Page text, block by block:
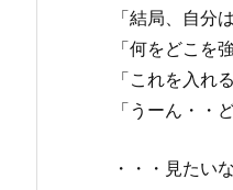
「結局、自分
「何をどこを
「これを入れ
「うーん・・
・・・見たいな